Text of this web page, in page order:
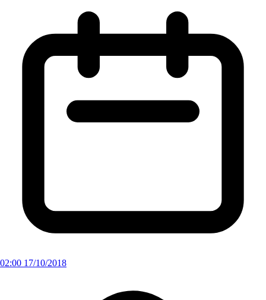
02:00 17/10/2018